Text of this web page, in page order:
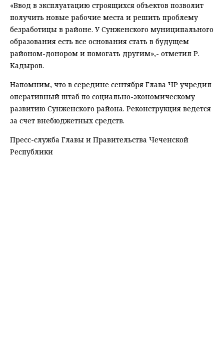
«Ввод в эксплуатацию строящихся объектов позволит
получить новые рабочие места и решить проблему
безработицы в районе. У Сунженского муниципального
образования есть все основания стать в будущем
районом-донором и помогать другим»,- отметил Р.
Кадыров.
Напомним, что в середине сентября Глава ЧР учредил
оперативный штаб по социально-экономическому
развитию Сунженского района. Реконструкция ведется
за счет внебюджетных средств.
Пресс-служба Главы и Правительства Чеченской
Республики